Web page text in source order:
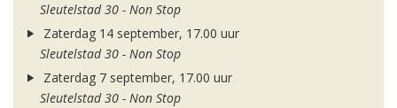
Sleutelstad 30 - Non Stop
Zaterdag 14 september, 17.00 uur
Sleutelstad 30 - Non Stop
Zaterdag 7 september, 17.00 uur
Sleutelstad 30 - Non Stop